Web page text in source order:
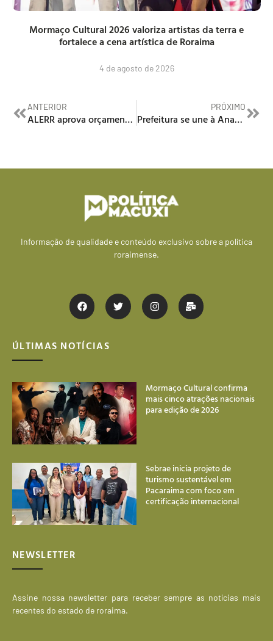
Mormaço Cultural 2026 valoriza artistas da terra e
fortalece a cena artística de Roraima
4 de agosto de 2026
ANTERIOR
ALERR aprova orçamento em quase R$ 9 bi sem déficit
PRÓXIMO
Prefeitura se une à Anatel na fiscalização da conexão de internet em Boa Vista
Informação de qualidade e conteúdo exclusivo sobre a política
roraimense.
ÚLTIMAS NOTÍCIAS
Mormaço Cultural confirma
mais cinco atrações nacionais
para edição de 2026
Sebrae inicia projeto de
turismo sustentável em
Pacaraima com foco em
certificação internacional
NEWSLETTER
Assine nossa newsletter para receber sempre as notícias mais
recentes do estado de roraima.